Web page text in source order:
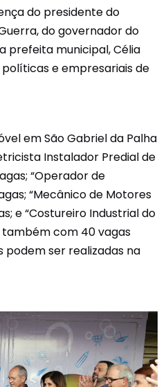
do presidente do
do governador do
prefeita municipal, Célia
e empresariais de
em São Gabriel da Palha
Instalador Predial de
“Operador de
“Mecânico de Motores
e “Costureiro Industrial do
também com 40 vagas
podem ser realizadas na